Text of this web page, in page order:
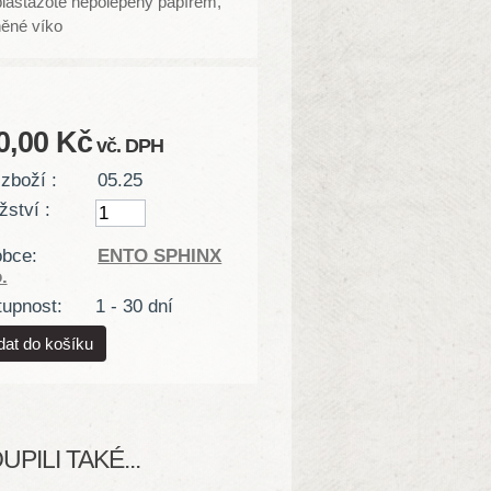
víko
Kčvč. DPH
:
05.25
:
ENTO SPHINX
1 - 30 dní
TAKÉ...